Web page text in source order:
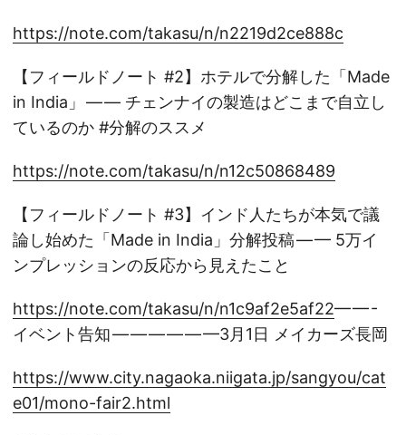
https://note.com/takasu/n/n2219d2ce888c
【フィールドノート #2】ホテルで分解した「Made
in India」 — — チェンナイの製造はどこまで自立し
ているのか #分解のススメ
https://note.com/takasu/n/n12c50868489
【フィールドノート #3】インド人たちが本気で議
論し始めた「Made in India」分解投稿 — — 5万イ
ンプレッションの反応から見えたこと
https://note.com/takasu/n/n1c9af2e5af22— — -
イベント告知 — — — — — —3月1日 メイカーズ長岡
https://www.city.nagaoka.niigata.jp/sangyou/cat
e01/mono-fair2.html